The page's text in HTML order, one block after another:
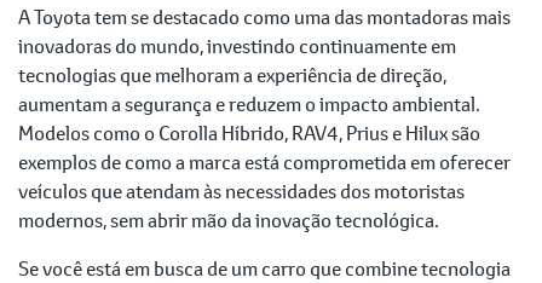
A Toyota tem se destacado como uma das montadoras mais
inovadoras do mundo, investindo continuamente em
tecnologias que melhoram a experiência de direção,
aumentam a segurança e reduzem o impacto ambiental.
Modelos como o Corolla Híbrido, RAV4, Prius e Hilux são
exemplos de como a marca está comprometida em oferecer
veículos que atendam às necessidades dos motoristas
modernos, sem abrir mão da inovação tecnológica.
Se você está em busca de um carro que combine tecnologia